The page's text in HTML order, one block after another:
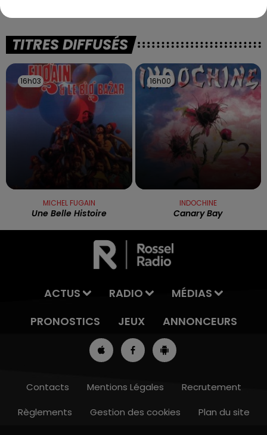
7h00 - 10h00
TITRES DIFFUSÉS
16h03
16h03
MICHEL FUGAIN
Une Belle Histoire
16h00
16h00
INDOCHINE
Canary Bay
ACTUS RADIO
MÉDIAS
PRONOSTICS
JEUX ANNONCEURS
Contacts Mentions Légales
Recrutement
Règlements
Gestion des cookies Plan du site